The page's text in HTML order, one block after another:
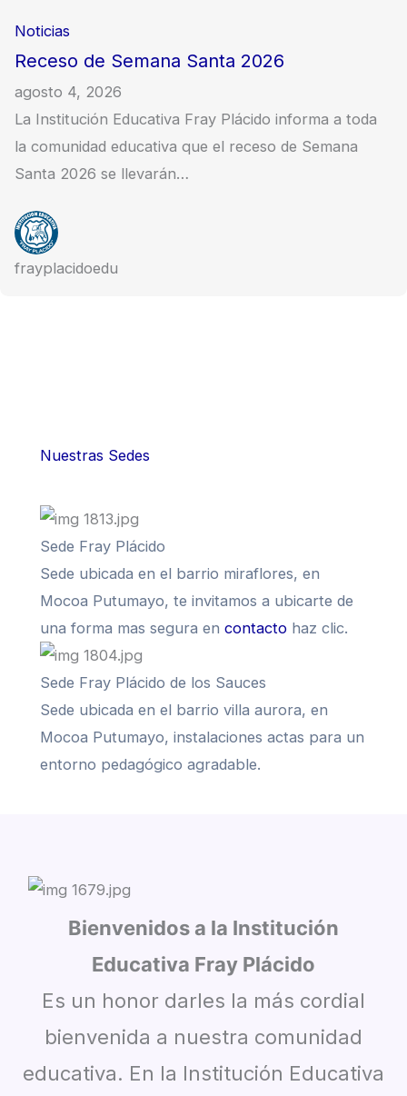
Noticias
Receso de Semana Santa 2026
agosto 4, 2026
La Institución Educativa Fray Plácido informa a toda
la comunidad educativa que el receso de Semana
Santa 2026 se llevarán…
frayplacidoedu
Nuestras Sedes
Sede Fray Plácido
Sede ubicada en el barrio miraflores, en
Mocoa Putumayo, te invitamos a ubicarte de
una forma mas segura en contacto haz clic.
Sede Fray Plácido de los Sauces
Sede ubicada en el barrio villa aurora, en
Mocoa Putumayo, instalaciones actas para un
entorno pedagógico agradable.
Bienvenidos a la Institución
Educativa Fray Plácido
Es un honor darles la más cordial
bienvenida a nuestra comunidad
educativa. En la Institución Educativa